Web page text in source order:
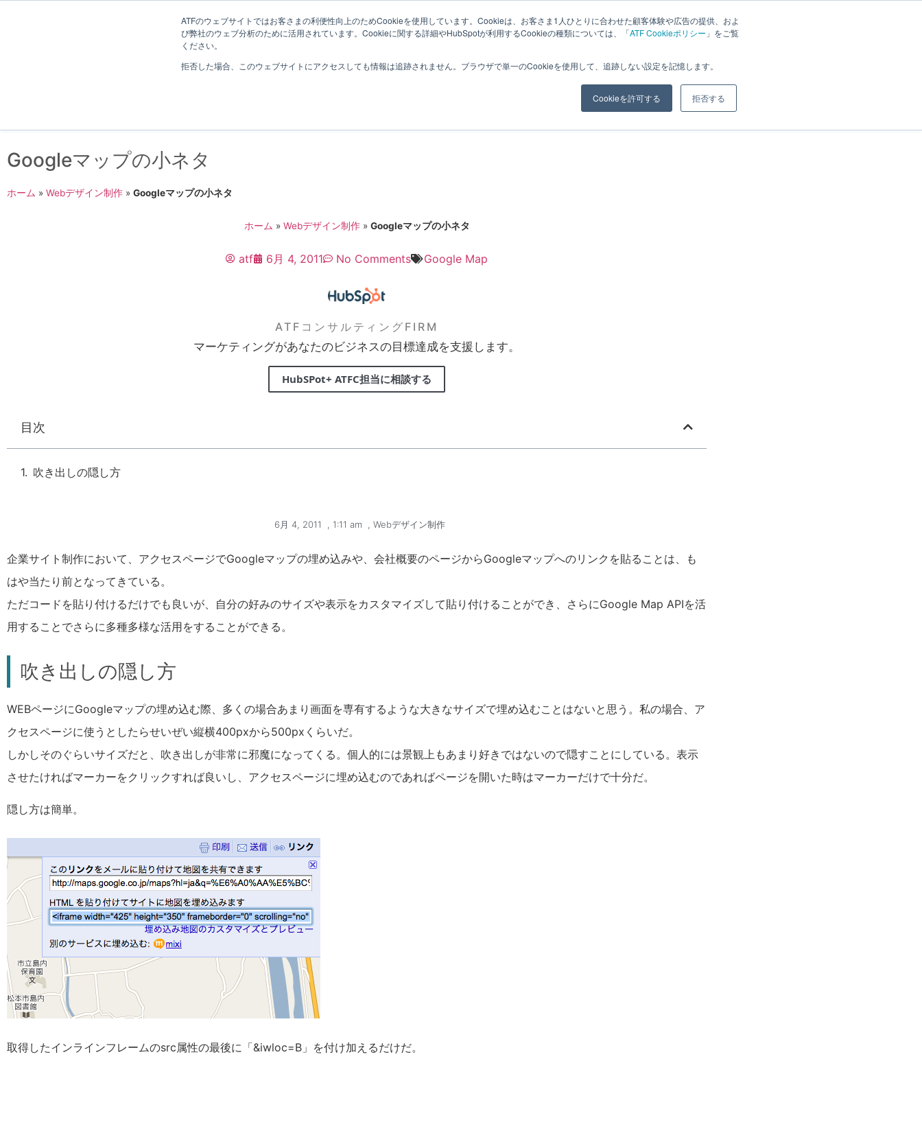
ATFのウェブサイトではお客さまの利便性向上のためCookieを使用しています。Cookieは、お客さま1人ひとりに合わせた顧客体験や広告の提供、およ
び弊社のウェブ分析のために活用されています。Cookieに関する詳細やHubSpotが利用するCookieの種類については、「ATF Cookieポリシー 」をご覧
ください。
拒否した場合、このウェブサイトにアクセスしても情報は追跡されません。ブラウザで単一のCookieを使用して、追跡しない設定を記憶します。
Cookieを許可する 拒否する
Web制作考え方 サービスメニュー 料金 Web制作 ナレッジ ブログ 会社概要
Googleマップの小ネタ
ホーム » Webデザイン制作 » Googleマップの小ネタ
ホーム » Webデザイン制作» Googleマップの小ネタ
atf 6月 4, 2011 No Comments Google Map
ATFコンサルティングFIRM
マーケティングがあなたのビジネスの目標達成を支援します。
HubSPot+ ATFC担当に相談する
目次
吹き出しの隠し方
6月 4, 2011 1:11 am Webデザイン制作
企業サイト制作において、アクセスページでGoogleマップの埋め込みや、会社概要のページからGoogleマップへのリンクを貼ることは、も
はや当たり前となってきている。
ただコードを貼り付けるだけでも良いが、自分の好みのサイズや表示をカスタマイズして貼り付けることができ、さらにGoogle Map APIを活
用することでさらに多種多様な活用をすることができる。
吹き出しの隠し方
WEBページにGoogleマップの埋め込む際、多くの場合あまり画面を専有するような大きなサイズで埋め込むことはないと思う。私の場合、ア
クセスページに使うとしたらせいぜい縦横400pxから500pxくらいだ。
しかしそのぐらいサイズだと、吹き出しが非常に邪魔になってくる。個人的には景観上もあまり好きではないので隠すことにしている。表示
させたければマーカーをクリックすれば良いし、アクセスページに埋め込むのであればページを開いた時はマーカーだけで十分だ。
隠し方は簡単。
取得したインラインフレームのsrc属性の最後に「&iwloc=B」を付け加えるだけだ。